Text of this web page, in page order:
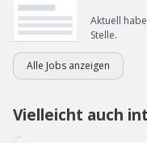
Aktuell
Stelle.
Alle Jobs anzeigen
Vielleicht auch